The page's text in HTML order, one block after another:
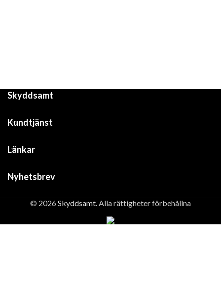
Skyddsamt
Kundtjänst
Länkar
Nyhetsbrev
© 2026 Skyddsamt . Alla rättigheter förbehållna